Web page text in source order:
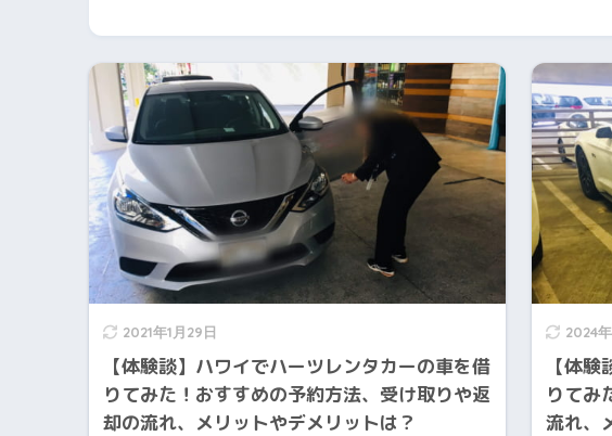
2021年1月29日
【体験談】ハワイでハーツレンタカーの車を借
りてみた！おすすめの予約方法、受け取りや返
却の流れ、メリットやデメリットは？
2024
【体
りてみ
流れ、